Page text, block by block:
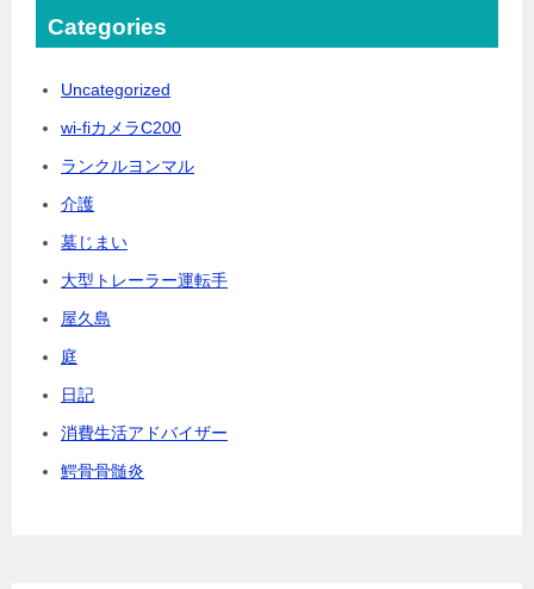
Categories
Uncategorized
wi-fiカメラC200
ランクルヨンマル
介護
墓じまい
大型トレーラー運転手
屋久島
庭
日記
消費生活アドバイザー
鰐骨骨髄炎